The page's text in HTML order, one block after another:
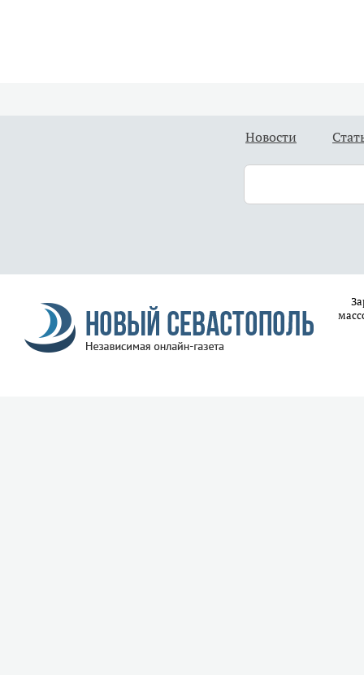
Новости